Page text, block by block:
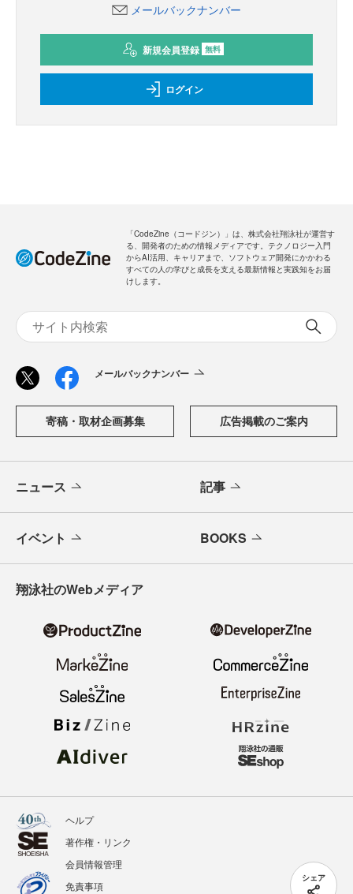
シェア
メールバックナンバー
新規会員登録 無料
ログイン
「CodeZine（コードジン）」は、株式会社翔泳社が運営す
る、開発者のための情報メディアです。テクノロジー入門
からAI活用、キャリアまで、ソフトウェア開発にかかわる
すべての人の学びと成長を支える最新情報と実践知をお届
けします。
メールバックナンバー
寄稿・取材企画募集 広告掲載のご案内
ニュース 記事
イベント BOOKS
翔泳社のWebメディア
ヘルプ
著作権・リンク
会員情報管理
免責事項